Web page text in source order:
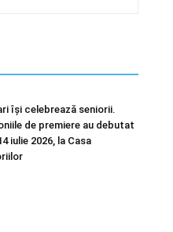
își celebrează seniorii.
de premiere au debutat
iulie 2026, la Casa